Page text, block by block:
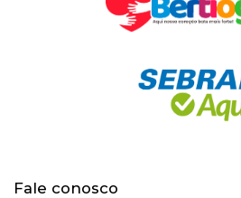
Fale conosco